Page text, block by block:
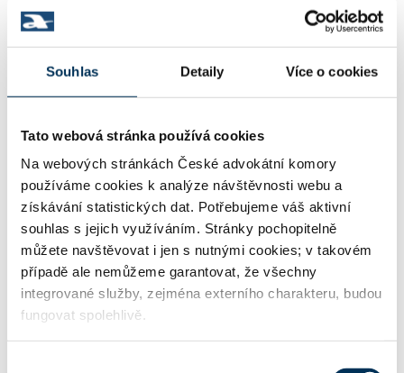
Souhlas Detaily Více o cookies
Tato webová stránka používá cookies
Na webových stránkách České advokátní komory
používáme cookies k analýze návštěvnosti webu a
získávání statistických dat. Potřebujeme váš aktivní
souhlas s jejich využíváním. Stránky pochopitelně
můžete navštěvovat i jen s nutnými cookies; v takovém
případě ale nemůžeme garantovat, že všechny
integrované služby, zejména externího charakteru, budou
fungovat spolehlivě.
17 obchodní společnosti, družstva
38 pracovní právo
44 živnostenské právo
TRVALE SPOLUPRACUJE S FIRMOU